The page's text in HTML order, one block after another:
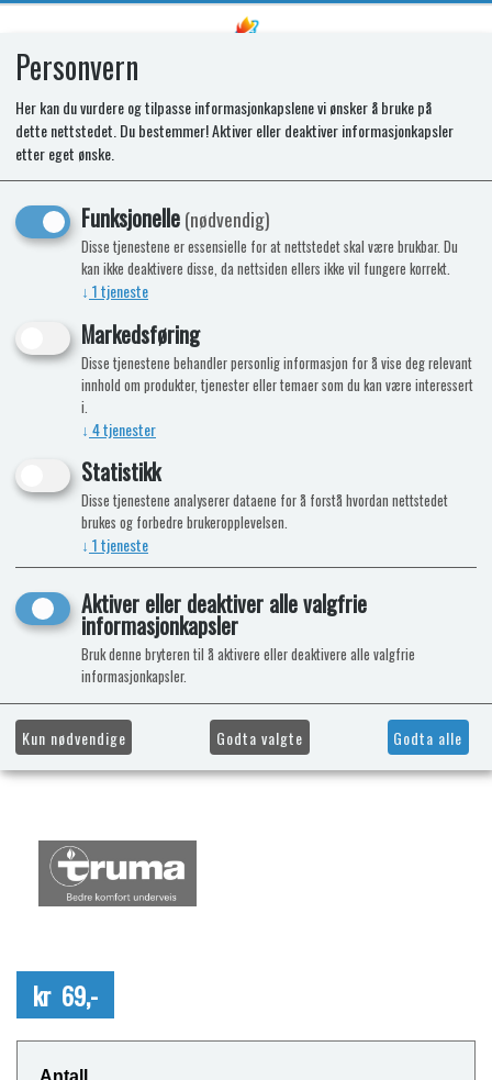
Stillskrue ISO 4029 M4x4-45H
kr 69,-
Personvern
Her kan du vurdere og tilpasse informasjonkapslene vi ønsker å bruke på
dette nettstedet. Du bestemmer! Aktiver eller deaktiver informasjonkapsler
etter eget ønske.
Funksjonelle(nødvendig)
Disse tjenestene er essensielle for at nettstedet skal være brukbar. Du
kan ikke deaktivere disse, da nettsiden ellers ikke vil fungere korrekt.
↓ 1tjeneste
Markedsføring
Disse tjenestene behandler personlig informasjon for å vise deg relevant
innhold om produkter, tjenester eller temaer som du kan være interessert
i.
↓ 4tjenester
Statistikk
Disse tjenestene analyserer dataene for å forstå hvordan nettstedet
brukes og forbedre brukeropplevelsen.
↓ 1tjeneste
Aktiver eller deaktiver alle valgfrie
informasjonkapsler
Bruk denne bryteren til å aktivere eller deaktivere alle valgfrie
informasjonkapsler.
Kun nødvendige Godta valgte Godta alle